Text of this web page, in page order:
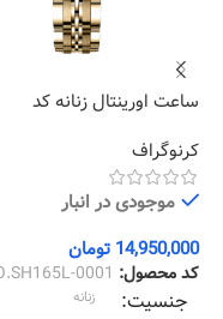
ساعت اورینتال زنانه کد
کرنوگراف
موجودی در انبار
14,950,000 تومان
کد محصول: 0001
جنسیت زنانه